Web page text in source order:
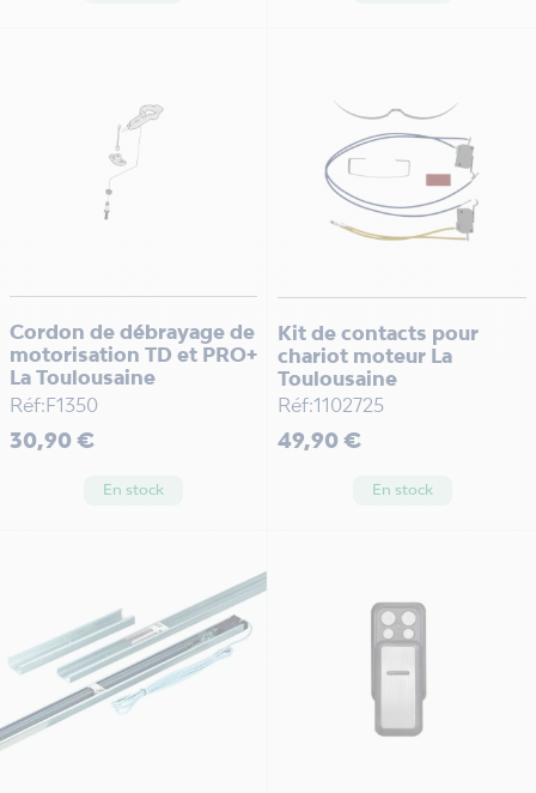
Cordon de débrayage de
motorisation TD et PRO+
La Toulousaine
Réf:F1350
Prix
30,90 €
En stock
Kit de contacts pour
chariot moteur La
Toulousaine
Réf:1102725
Prix
49,90 €
En stock